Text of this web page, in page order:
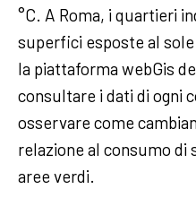
°C. A Roma, i quartieri
superfici esposte al sole
la piattaforma webGis
consultare i dati di ogni
osservare come
relazione al consumo di
aree verdi.